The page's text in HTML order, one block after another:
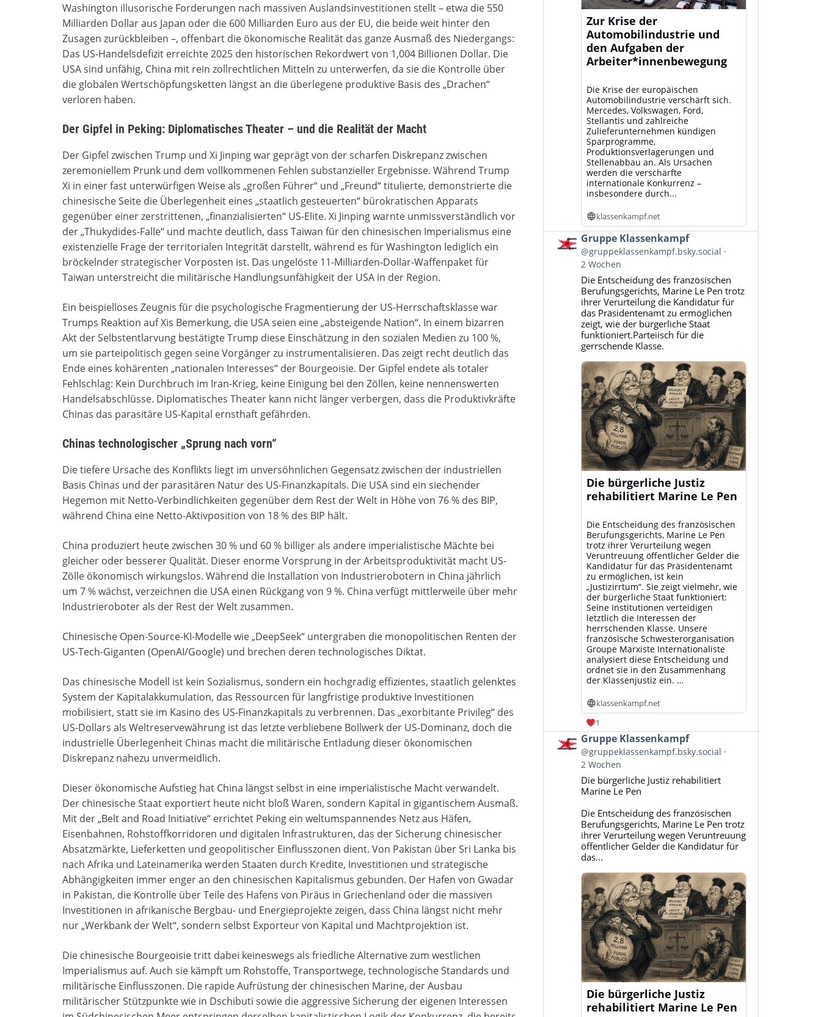
Washington illusorische Forderungen nach massiven Auslandsinvestitionen stellt – etwa die 550
Milliarden Dollar aus Japan oder die 600 Milliarden Euro aus der EU, die beide weit hinter den
Zusagen zurückbleiben –, offenbart die ökonomische Realität das ganze Ausmaß des Niedergangs:
Das US-Handelsdefizit erreichte 2025 den historischen Rekordwert von 1,004 Billionen Dollar. Die
USA sind unfähig, China mit rein zollrechtlichen Mitteln zu unterwerfen, da sie die Kontrolle über
die globalen Wertschöpfungsketten längst an die überlegene produktive Basis des „Drachen“
verloren haben.
Der Gipfel in Peking: Diplomatisches Theater – und die Realität der Macht
Der Gipfel zwischen Trump und Xi Jinping war geprägt von der scharfen Diskrepanz zwischen
zeremoniellem Prunk und dem vollkommenen Fehlen substanzieller Ergebnisse. Während Trump
Xi in einer fast unterwürfigen Weise als „großen Führer“ und „Freund“ titulierte, demonstrierte die
chinesische Seite die Überlegenheit eines „staatlich gesteuerten“ bürokratischen Apparats
gegenüber einer zerstrittenen, „finanzialisierten“ US-Elite. Xi Jinping warnte unmissverständlich vor
der „Thukydides-Falle“ und machte deutlich, dass Taiwan für den chinesischen Imperialismus eine
existenzielle Frage der territorialen Integrität darstellt, während es für Washington lediglich ein
bröckelnder strategischer Vorposten ist. Das ungelöste 11-Milliarden-Dollar-Waffenpaket für
Taiwan unterstreicht die militärische Handlungsunfähigkeit der USA in der Region.
Ein beispielloses Zeugnis für die psychologische Fragmentierung der US-Herrschaftsklasse war
Trumps Reaktion auf Xis Bemerkung, die USA seien eine „absteigende Nation“. In einem bizarren
Akt der Selbstentlarvung bestätigte Trump diese Einschätzung in den sozialen Medien zu 100 %,
um sie parteipolitisch gegen seine Vorgänger zu instrumentalisieren. Das zeigt recht deutlich das
Ende eines kohärenten „nationalen Interesses“ der Bourgeoisie. Der Gipfel endete als totaler
Fehlschlag: Kein Durchbruch im Iran-Krieg, keine Einigung bei den Zöllen, keine nennenswerten
Handelsabschlüsse. Diplomatisches Theater kann nicht länger verbergen, dass die Produktivkräfte
Chinas das parasitäre US-Kapital ernsthaft gefährden.
Chinas technologischer „Sprung nach vorn“
Die tiefere Ursache des Konflikts liegt im unversöhnlichen Gegensatz zwischen der industriellen
Basis Chinas und der parasitären Natur des US-Finanzkapitals. Die USA sind ein siechender
Hegemon mit Netto-Verbindlichkeiten gegenüber dem Rest der Welt in Höhe von 76 % des BIP,
während China eine Netto-Aktivposition von 18 % des BIP hält.
China produziert heute zwischen 30 % und 60 % billiger als andere imperialistische Mächte bei
gleicher oder besserer Qualität. Dieser enorme Vorsprung in der Arbeitsproduktivität macht US-
Zölle ökonomisch wirkungslos. Während die Installation von Industrierobotern in China jährlich
um 7 % wächst, verzeichnen die USA einen Rückgang von 9 %. China verfügt mittlerweile über mehr
Industrieroboter als der Rest der Welt zusammen.
Chinesische Open-Source-KI-Modelle wie „DeepSeek“ untergraben die monopolitischen Renten der
US-Tech-Giganten (OpenAI/Google) und brechen deren technologisches Diktat.
Das chinesische Modell ist kein Sozialismus, sondern ein hochgradig effizientes, staatlich gelenktes
System der Kapitalakkumulation, das Ressourcen für langfristige produktive Investitionen
mobilisiert, statt sie im Kasino des US-Finanzkapitals zu verbrennen. Das „exorbitante Privileg“ des
US-Dollars als Weltreservewährung ist das letzte verbliebene Bollwerk der US-Dominanz, doch die
industrielle Überlegenheit Chinas macht die militärische Entladung dieser ökonomischen
Diskrepanz nahezu unvermeidlich.
Dieser ökonomische Aufstieg hat China längst selbst in eine imperialistische Macht verwandelt.
Der chinesische Staat exportiert heute nicht bloß Waren, sondern Kapital in gigantischem Ausmaß.
Mit der „Belt and Road Initiative“ errichtet Peking ein weltumspannendes Netz aus Häfen,
Eisenbahnen, Rohstoffkorridoren und digitalen Infrastrukturen, das der Sicherung chinesischer
Absatzmärkte, Lieferketten und geopolitischer Einflusszonen dient. Von Pakistan über Sri Lanka bis
nach Afrika und Lateinamerika werden Staaten durch Kredite, Investitionen und strategische
Abhängigkeiten immer enger an den chinesischen Kapitalismus gebunden. Der Hafen von Gwadar
in Pakistan, die Kontrolle über Teile des Hafens von Piräus in Griechenland oder die massiven
Investitionen in afrikanische Bergbau- und Energieprojekte zeigen, dass China längst nicht mehr
nur „Werkbank der Welt“, sondern selbst Exporteur von Kapital und Machtprojektion ist.
Die chinesische Bourgeoisie tritt dabei keineswegs als friedliche Alternative zum westlichen
Imperialismus auf. Auch sie kämpft um Rohstoffe, Transportwege, technologische Standards und
militärische Einflusszonen. Die rapide Aufrüstung der chinesischen Marine, der Ausbau
militärischer Stützpunkte wie in Dschibuti sowie die aggressive Sicherung der eigenen Interessen
Zur Krise der
Automobilindustrie und
den Aufgaben der
Arbeiter*innenbewegung
Die Krise der europäischen
Automobilindustrie verschärft sich.
Mercedes, Volkswagen, Ford,
Stellantis und zahlreiche
Zulieferunternehmen kündigen
Sparprogramme,
Produktionsverlagerungen und
Stellenabbau an. Als Ursachen
werden die verschärfte
internationale Konkurrenz –
insbesondere durch...
klassenkampf.net
Beitrag
von
Gruppe
Klassenkampf
Bluesky
ansehen
Gruppe Klassenkampf
@gruppeklassenkampf.bsky.social
2 Wochen
Die Entscheidung des französischen
Berufungsgerichts, Marine Le Pen trotz
ihrer Verurteilung die Kandidatur für
das Präsidentenamt zu ermöglichen
zeigt, wie der bürgerliche Staat
funktioniert.Parteiisch für die
gerrschende Klasse.
Die bürgerliche Justiz
rehabilitiert Marine Le Pen
Die Entscheidung des französischen
Berufungsgerichts, Marine Le Pen
trotz ihrer Verurteilung wegen
Veruntreuung öffentlicher Gelder die
Kandidatur für das Präsidentenamt
zu ermöglichen, ist kein
„Justizirrtum“. Sie zeigt vielmehr, wie
der bürgerliche Staat funktioniert:
Seine Institutionen verteidigen
letztlich die Interessen der
herrschenden Klasse. Unsere
französische Schwesterorganisation
Groupe Marxiste Internationaliste
analysiert diese Entscheidung und
ordnet sie in den Zusammenhang
der Klassenjustiz ein. …
klassenkampf.net
1
Beitrag
von
Gruppe
Klassenkampf
Bluesky
ansehen
Gruppe Klassenkampf
@gruppeklassenkampf.bsky.social
2 Wochen
Die bürgerliche Justiz rehabilitiert
Marine Le Pen
Die Entscheidung des französischen
Berufungsgerichts, Marine Le Pen trotz
ihrer Verurteilung wegen Veruntreuung
öffentlicher Gelder die Kandidatur für
das...
Die bürgerliche Justiz
rehabilitiert Marine Le Pen